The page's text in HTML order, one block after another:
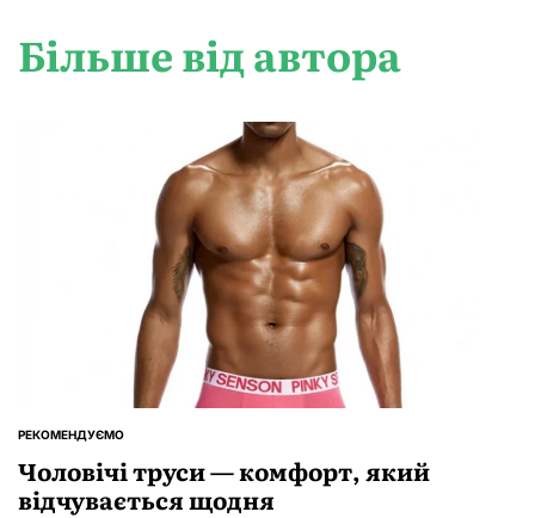
Більше від автора
ОПУБЛІКУВАТИ
РЕКОМЕНДУЄМО
Чоловічі труси — комфорт, який
відчувається щодня